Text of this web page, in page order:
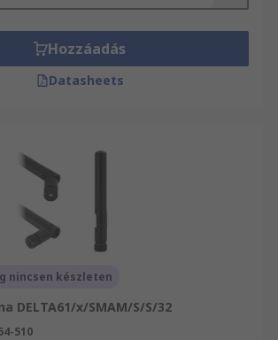
és perifériák és Vezeték
és modulok átfogó kínálatát
a termékeket vagy
illető kérdései vannak,
ügyfélszolgálatunkhoz.
és telepítés széles
24 órán belüli szállítással.
termékekre vonatkozó
forduljon bizalommal
Segítőkész kollégáink
Hozzáadás
Datasheets
nincsen készleten
DELTA61/x/SMAM/S/S/32
510